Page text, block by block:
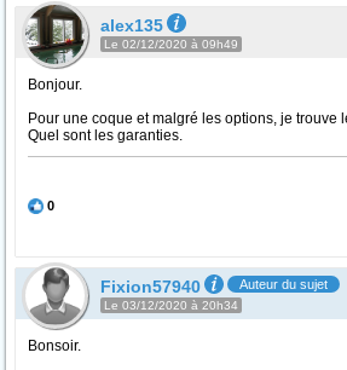
alex135
Le 02/12/2020 à 09h49
Bonjour.
Pour une coque et malgré les options, je trouve
Quel sont les garanties.
0
Fixion57940 Auteur du sujet
Le 03/12/2020 à 20h34
Bonsoir.